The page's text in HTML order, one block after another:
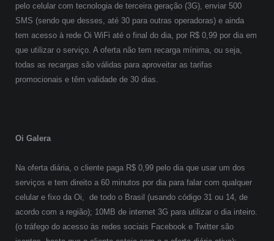
pelo celular com tecnologia de terceira geração (3G), enviar 500
SMS (sendo que desses, até 30 para outras operadoras) e ainda
tem acesso à rede Oi WiFi até o final do dia, por R$ 0,99 por dia em
que utilizar o serviço. A oferta não tem recarga mínima, ou seja,
todas as recargas são válidas para aproveitar as tarifas
promocionais e têm validade de 30 dias.
Oi Galera
Na oferta diária, o cliente paga R$ 0,99 pelo dia que usar um dos
serviços e tem direito a 60 minutos por dia para falar com qualquer
celular e fixo da Oi, de todo o Brasil (usando código 31 ou 14, de
acordo com a região); 10MB de internet 3G para utilizar o dia inteiro.
(o tráfego do acesso às redes sociais Facebook e Twitter são